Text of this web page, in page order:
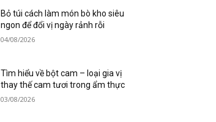
Bỏ túi cách làm món bò kho siêu
ngon để đổi vị ngày rảnh rỗi
04/08/2026
Tìm hiểu về bột cam – loại gia vị
thay thế cam tươi trong ẩm thực
03/08/2026